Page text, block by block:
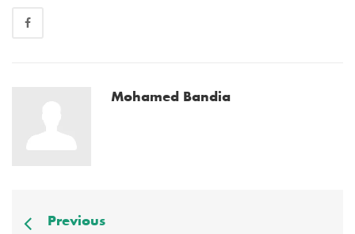
Mohamed Bandia
Previous